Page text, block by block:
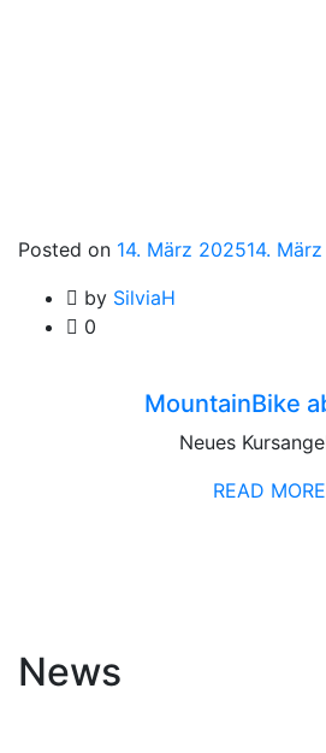
Posted on 14. März 202514.
by SilviaH
0
MountainBike
Neues
READ MORE
News